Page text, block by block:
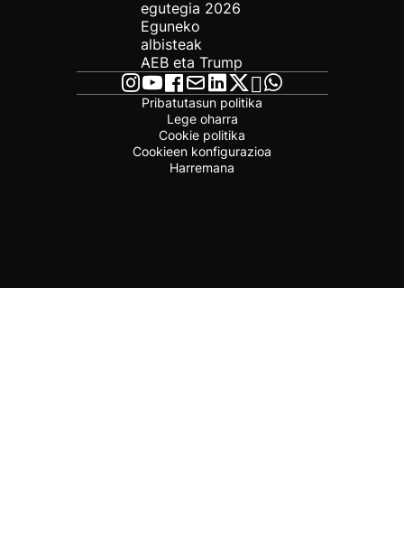
egutegia 2026
Eguneko
albisteak
AEB eta Trump
Pribatutasun politika
Lege oharra
Cookie politika
Cookieen konfigurazioa
Harremana